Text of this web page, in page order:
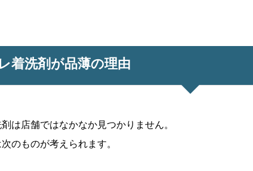
着洗剤が品薄の理由
は店舗ではなかなか見つかりません。
のものが考えられます。